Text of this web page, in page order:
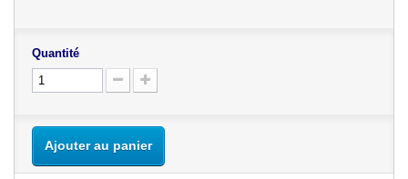
Quantité
Ajouter au panier